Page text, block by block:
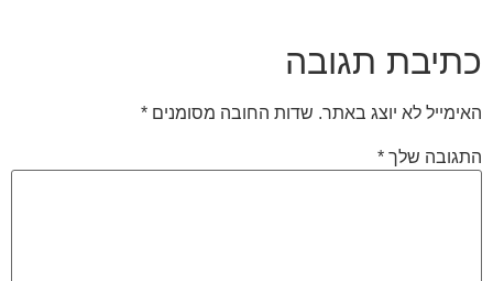
כתיבת תגובה
האימייל לא יוצג באתר. שדות החובה מסומנים *
התגובה שלך *